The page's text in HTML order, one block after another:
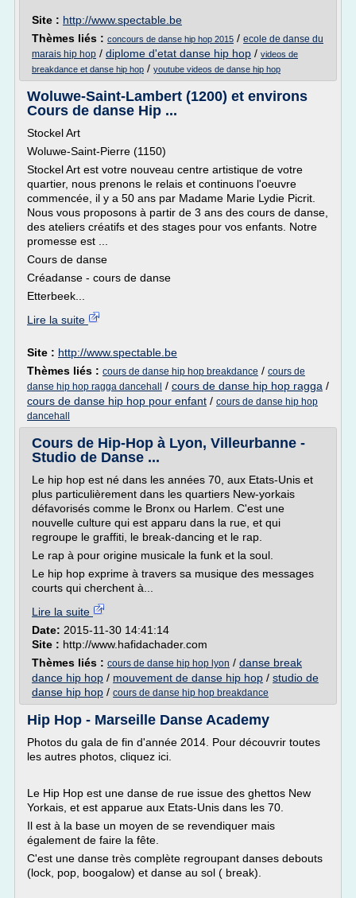
Site : http://www.spectable.be
Thèmes liés : concours de danse hip hop 2015 / ecole de danse du
marais hip hop / diplome d'etat danse hip hop / videos de
breakdance et danse hip hop / youtube videos de danse hip hop
Woluwe-Saint-Lambert (1200) et environs
Cours de danse Hip ...
Stockel Art
Woluwe-Saint-Pierre (1150)
Stockel Art est votre nouveau centre artistique de votre
quartier, nous prenons le relais et continuons l'oeuvre
commencée, il y a 50 ans par Madame Marie Lydie Picrit.
Nous vous proposons à partir de 3 ans des cours de danse,
des ateliers créatifs et des stages pour vos enfants. Notre
promesse est ...
Cours de danse
Créadanse - cours de danse
Etterbeek...
Lire la suite
Site : http://www.spectable.be
Thèmes liés : cours de danse hip hop breakdance / cours de
danse hip hop ragga dancehall
/ cours de danse hip hop ragga /
cours de danse hip hop pour enfant / cours de danse hip hop
dancehall
Cours de Hip-Hop à Lyon, Villeurbanne -
Studio de Danse ...
Le hip hop est né dans les années 70, aux Etats-Unis et
plus particulièrement dans les quartiers New-yorkais
défavorisés comme le Bronx ou Harlem. C'est une
nouvelle culture qui est apparu dans la rue, et qui
regroupe le graffiti, le break-dancing et le rap.
Le rap à pour origine musicale la funk et la soul.
Le hip hop exprime à travers sa musique des messages
courts qui cherchent à...
Lire la suite
Date: 2015-11-30 14:41:14
Site : http://www.hafidachader.com
Thèmes liés : cours de danse hip hop lyon / danse break
dance hip hop / mouvement de danse hip hop / studio de
danse hip hop / cours de danse hip hop breakdance
Hip Hop - Marseille Danse Academy
Photos du gala de fin d'année 2014. Pour découvrir toutes
les autres photos, cliquez ici.
Le Hip Hop est une danse de rue issue des ghettos New
Yorkais, et est apparue aux Etats-Unis dans les 70.
Il est à la base un moyen de se revendiquer mais
également de faire la fête.
C'est une danse très complète regroupant danses debouts
(lock, pop, boogalow) et danse au sol ( break).